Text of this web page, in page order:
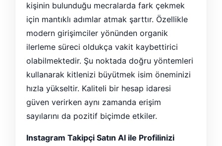
kişinin bulunduğu mecralarda fark çekmek
için mantıklı adımlar atmak şarttır. Özellikle
modern girişimciler yönünden organik
ilerleme süreci oldukça vakit kaybettirici
olabilmektedir. Şu noktada doğru yöntemleri
kullanarak kitlenizi büyütmek isim öneminizi
hızla yükseltir. Kaliteli bir hesap idaresi
güven verirken aynı zamanda erişim
sayılarını da pozitif biçimde etkiler.
Instagram Takipçi Satın Al ile Profilinizi